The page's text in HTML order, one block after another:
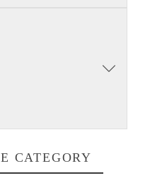
CATEGORY